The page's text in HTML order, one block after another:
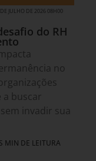
JULHO DE 2026 08H00
do RH
no
a buscar
invadir sua
MIN DE LEITURA